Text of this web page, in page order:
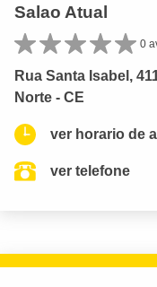
Salao Atual
0
Rua Santa Isabel,
Norte - CE
ver horario de
ver telefone